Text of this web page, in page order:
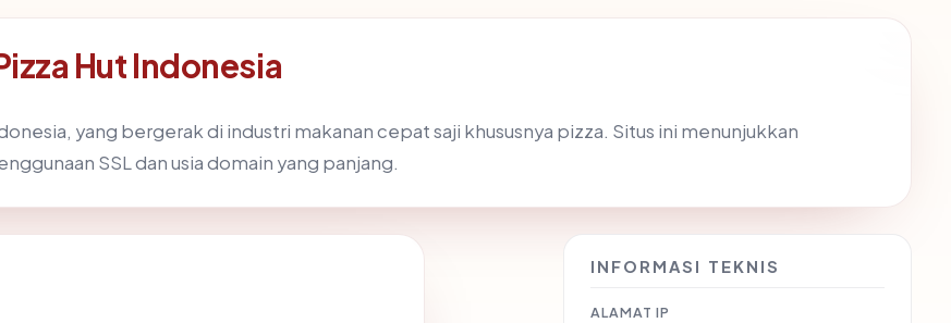
Hut Indonesia
yang bergerak di industri makanan cepat saji khususnya pizza. Situs ini menunjukkan
SSL dan usia domain yang panjang.
INFORMASI TEKNIS
ALAMAT IP